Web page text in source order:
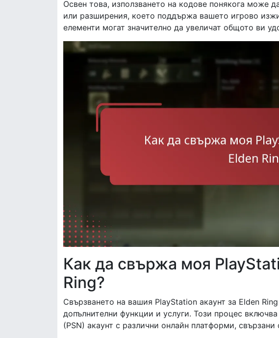
Освен това, използването на кодове понякога може
или разширения, което поддържа вашето игрово
елементи могат значително да увеличат общото ви
Как да свържа моя
Ring?
Свързването на вашия PlayStation акаунт за Elden
допълнителни функции и услуги. Този процес
(PSN) акаунт с различни онлайн платформи, свързани